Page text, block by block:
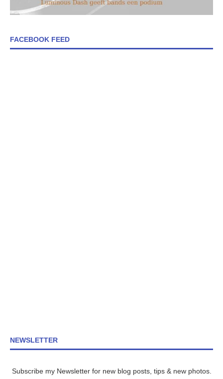
FACEBOOK FEED
NEWSLETTER
Subscribe my Newsletter for new blog posts, tips & new photos.